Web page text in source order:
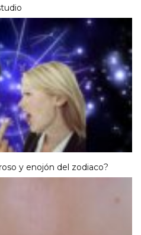
y enojón del zodiaco?